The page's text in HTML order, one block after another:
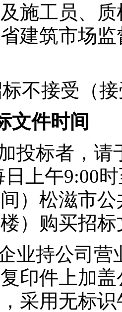
施工员、
建筑市场
不接受（
文件时间
投标者，请
日上午9:00
）松滋市
）购买招
业持公司营
印件上加
采用无标